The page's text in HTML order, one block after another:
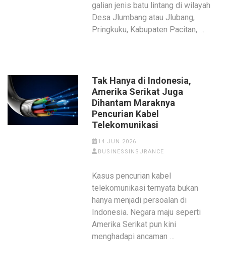
galian jenis batu lintang di wilayah
Desa Jlumbang atau Jlubang,
Pringkuku, Kabupaten Pacitan, …
Tak Hanya di Indonesia,
Amerika Serikat Juga
Dihantam Maraknya
Pencurian Kabel
Telekomunikasi
14 JUN 2026
BUSINESSINSURANCE
Kasus pencurian kabel
telekomunikasi ternyata bukan
hanya menjadi persoalan di
Indonesia. Negara maju seperti
Amerika Serikat pun kini
menghadapi ancaman …